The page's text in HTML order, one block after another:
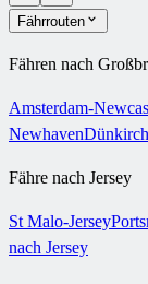
Fährrouten
Fähren nach
Amsterdam-
Newhaven
Fähre nach Jersey
St Malo-Jersey
nach Jersey